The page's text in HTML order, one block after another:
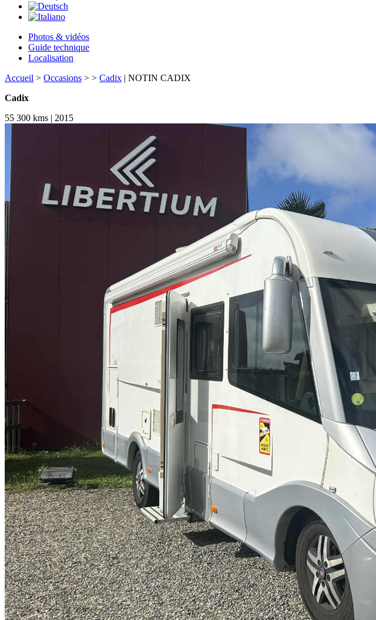
Photos & vidéos
Guide technique
Localisation
Accueil > Occasions > > Cadix | NOTIN CADIX
Cadix
55 300 kms | 2015